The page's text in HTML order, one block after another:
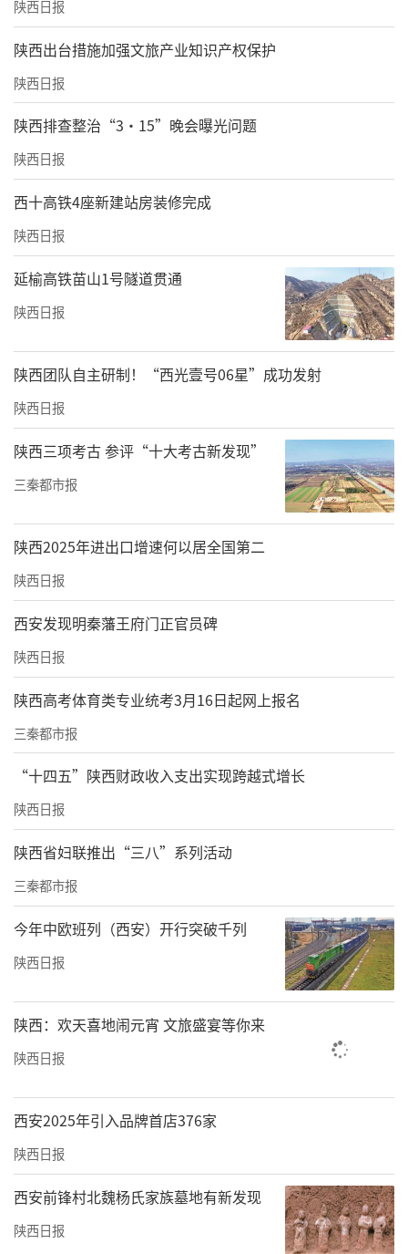
陕西日报
​陕西出台措施加强文旅产业知识产权保护
陕西日报
陕西排查整治“3·15”晚会曝光问题
陕西日报
西十高铁4座新建站房装修完成
陕西日报
延榆高铁苗山1号隧道贯通
陕西日报
陕西团队自主研制！“西光壹号06星”成功发射
陕西日报
陕西三项考古 参评“十大考古新发现”
三秦都市报
陕西2025年进出口增速何以居全国第二
陕西日报
西安发现明秦藩王府门正官员碑
陕西日报
陕西高考体育类专业统考3月16日起网上报名
三秦都市报
“十四五”陕西财政收入支出实现跨越式增长
陕西日报
陕西省妇联推出“三八”系列活动
三秦都市报
今年中欧班列（西安）开行突破千列
陕西日报
陕西：欢天喜地闹元宵 文旅盛宴等你来
陕西日报
西安2025年引入品牌首店376家
陕西日报
西安前锋村北魏杨氏家族墓地有新发现
陕西日报